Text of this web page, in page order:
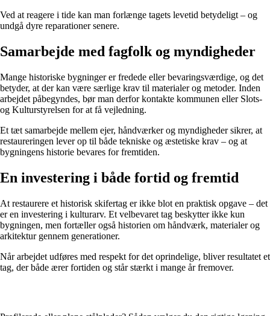
Ved at reagere i tide kan man forlænge tagets levetid betydeligt – og
undgå dyre reparationer senere.
Samarbejde med fagfolk og myndigheder
Mange historiske bygninger er fredede eller bevaringsværdige, og det
betyder, at der kan være særlige krav til materialer og metoder. Inden
arbejdet påbegyndes, bør man derfor kontakte kommunen eller Slots-
og Kulturstyrelsen for at få vejledning.
Et tæt samarbejde mellem ejer, håndværker og myndigheder sikrer, at
restaureringen lever op til både tekniske og æstetiske krav – og at
bygningens historie bevares for fremtiden.
En investering i både fortid og fremtid
At restaurere et historisk skifertag er ikke blot en praktisk opgave – det
er en investering i kulturarv. Et velbevaret tag beskytter ikke kun
bygningen, men fortæller også historien om håndværk, materialer og
arkitektur gennem generationer.
Når arbejdet udføres med respekt for det oprindelige, bliver resultatet et
tag, der både ærer fortiden og står stærkt i mange år fremover.